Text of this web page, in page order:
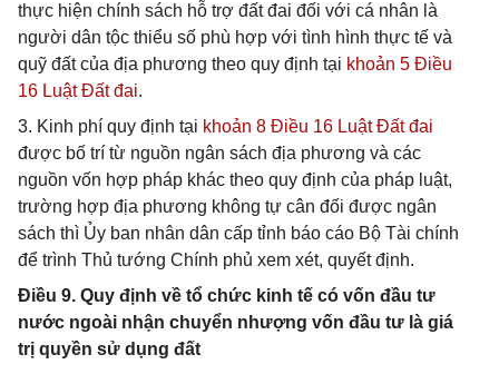
thực hiện chính sách hỗ trợ đất đai đối với cá nhân là
người dân tộc thiểu số phù hợp với tình hình thực tế và
quỹ đất của địa phương theo quy định tại khoản 5 Điều
16 Luật Đất đai.
3. Kinh phí quy định tại khoản 8 Điều 16 Luật Đất đai
được bố trí từ nguồn ngân sách địa phương và các
nguồn vốn hợp pháp khác theo quy định của pháp luật,
trường hợp địa phương không tự cân đối được ngân
sách thì Ủy ban nhân dân cấp tỉnh báo cáo Bộ Tài chính
để trình Thủ tướng Chính phủ xem xét, quyết định.
Điều 9. Quy định về tổ chức kinh tế có vốn đầu tư
nước ngoài nhận chuyển nhượng vốn đầu tư là giá
trị quyền sử dụng đất